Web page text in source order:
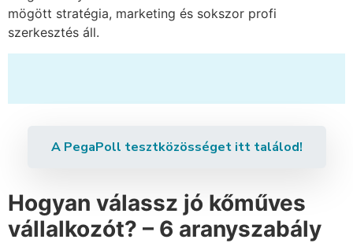
mögött stratégia, marketing és sokszor profi
szerkesztés áll.
A PegaPoll tesztközösséget itt találod!
Hogyan válassz jó kőműves
vállalkozót? – 6 aranyszabály